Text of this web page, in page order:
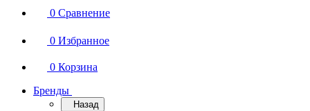
0 Сравнение
0 Избранное
0 Корзина
Бренды
Назад